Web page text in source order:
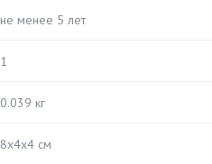
не менее 5 лет
1
0.039 кг
8х4х4 см